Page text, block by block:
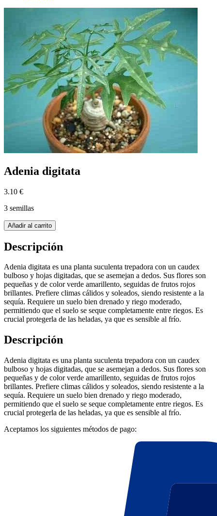
Adenia digitata
3.10 €
3 semillas
Añadir al carrito
Descripción
Adenia digitata es una planta suculenta trepadora con un caudex
bulboso y hojas digitadas, que se asemejan a dedos. Sus flores son
pequeñas y de color verde amarillento, seguidas de frutos rojos
brillantes. Prefiere climas cálidos y soleados, siendo resistente a la
sequía. Requiere un suelo bien drenado y riego moderado,
permitiendo que el suelo se seque completamente entre riegos. Es
crucial protegerla de las heladas, ya que es sensible al frío.
Descripción
Adenia digitata es una planta suculenta trepadora con un caudex
bulboso y hojas digitadas, que se asemejan a dedos. Sus flores son
pequeñas y de color verde amarillento, seguidas de frutos rojos
brillantes. Prefiere climas cálidos y soleados, siendo resistente a la
sequía. Requiere un suelo bien drenado y riego moderado,
permitiendo que el suelo se seque completamente entre riegos. Es
crucial protegerla de las heladas, ya que es sensible al frío.
Aceptamos los siguientes métodos de pago: